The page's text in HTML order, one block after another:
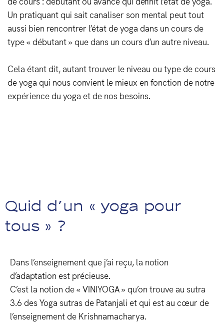
Un pratiquant qui sait canaliser son mental peut tout
aussi bien rencontrer l’état de yoga dans un cours de
type « débutant » que dans un cours d’un autre niveau.
Cela étant dit, autant trouver le niveau ou type de cours
de yoga qui nous convient le mieux en fonction de notre
expérience du yoga et de nos besoins.
Quid d’un « yoga pour
tous » ?
Dans l’enseignement que j’ai reçu, la notion
d’adaptation est précieuse.
C’est la notion de « VINIYOGA » qu’on trouve au sutra
3.6 des Yoga sutras de Patanjali et qui est au cœur de
l’enseignement de Krishnamacharya.